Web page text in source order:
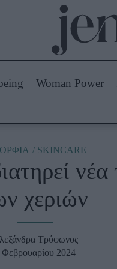
Woman Power
SKINCARE
νέα
χεριών
Τρύφωνος
Φεβρουαρίου 2024